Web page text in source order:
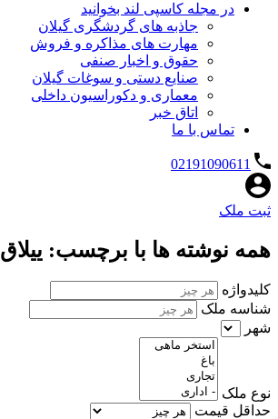
در مجله کاسپی لند بخوانید
جاذبه های گردشگری گیلان
مهارت های مذاکره و فروش
حقوق و اخبار صنفی
صنایع دستی و سوغات گیلان
معماری و دکوراسیون داخلی
اتاق خبر
تماس با ما
02191090611
ثبت ملک
همه نوشته ها با برچسب: ییلاق
کلیدواژه
شناسه ملک
شهر
نوع ملک
حداقل قیمت